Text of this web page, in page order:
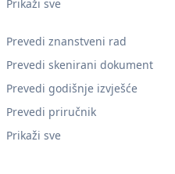
Prevedi znanstveni rad
Prevedi skenirani dokument
Prevedi godišnje izvješće
Prevedi priručnik
Prikaži sve
Prikaži sve